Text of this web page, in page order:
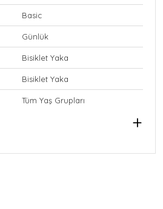
Basic
Günlük
Bisiklet Yaka
Bisiklet Yaka
Tüm Yaş Grupları